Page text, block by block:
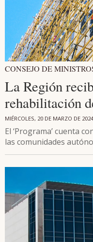
CONSEJO DE
La Región
rehabilitación
MIÉRCOLES, 20 DE MARZO DE 2024
El ‘Programa’ cuenta
las comunidades